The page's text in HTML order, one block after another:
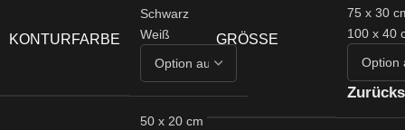
KONTURFARBE
Schwarz
Weiß
50 x 20 cm
GRÖSSE
75 x 30
100 x 40